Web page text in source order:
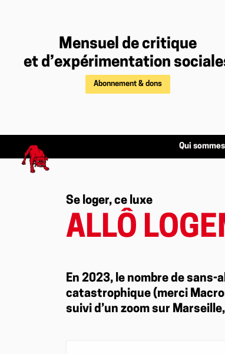
Mensuel de critique
et d’expérimentation
Abonnement & dons
Qui
Se loger, ce luxe
ALLÔ
En 2023, le nombre de sans-
catastrophique (merci
suivi d’un zoom sur